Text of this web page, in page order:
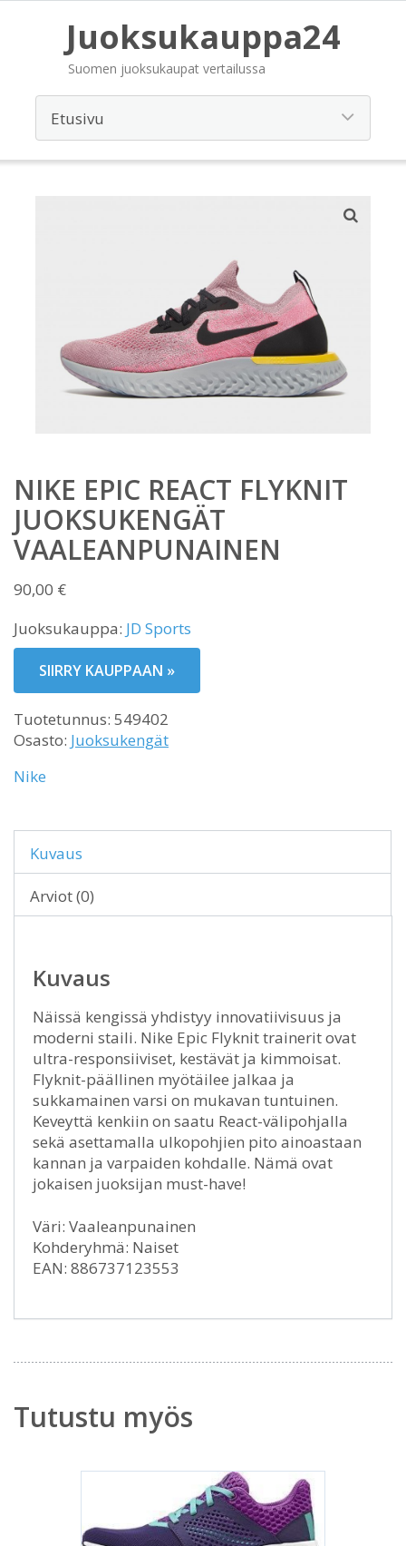
Juoksukauppa24
Suomen juoksukaupat vertailussa
NIKE EPIC REACT FLYKNIT
JUOKSUKENGÄT
VAALEANPUNAINEN
90,00 €
Juoksukauppa: JD Sports
SIIRRY KAUPPAAN »
Tuotetunnus: 549402
Osasto: Juoksukengät
Nike
Kuvaus
Arviot (0)
Kuvaus
Näissä kengissä yhdistyy innovatiivisuus ja
moderni staili. Nike Epic Flyknit trainerit ovat
ultra-responsiiviset, kestävät ja kimmoisat.
Flyknit-päällinen myötäilee jalkaa ja
sukkamainen varsi on mukavan tuntuinen.
Keveyttä kenkiin on saatu React-välipohjalla
sekä asettamalla ulkopohjien pito ainoastaan
kannan ja varpaiden kohdalle. Nämä ovat
jokaisen juoksijan must-have!
Väri: Vaaleanpunainen
Kohderyhmä: Naiset
EAN: 886737123553
Tutustu myös